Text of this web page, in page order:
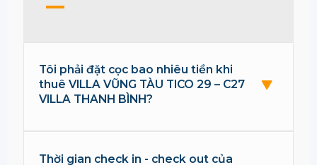
Tôi phải đặt cọc bao nhiêu tiền khi
thuê VILLA VŨNG TÀU TICO 29 – C27
VILLA THANH BÌNH?
Thời gian check in - check out của